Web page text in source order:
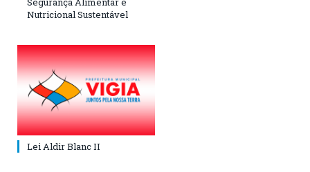
Nutricional Sustentável
Lei Aldir Blanc II